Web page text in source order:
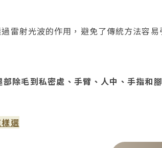
雷射光波的作用，避免了傳統方法容易
部除毛到私密處、手臂、人中、手指和
選